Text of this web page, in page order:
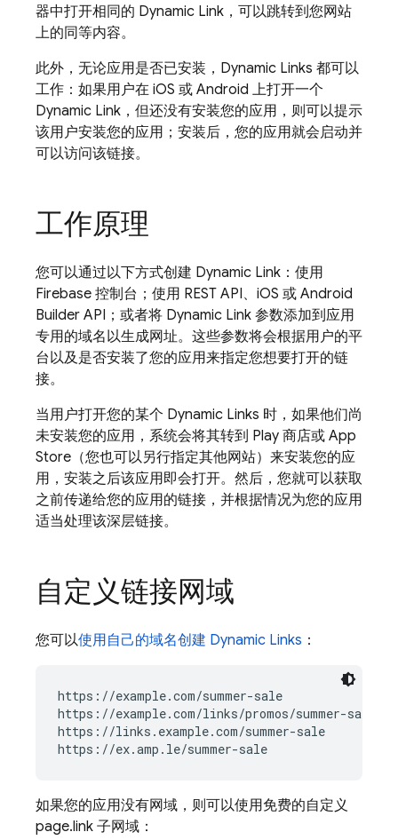
器中打开相同的 Dynamic Link ，可以跳转到您网站
上的同等内容。
此外，无论应用是否已安装， Dynamic Links 都可以
工作：如果用户在 iOS 或 Android 上打开一个
Dynamic Link ，但还没有安装您的应用，则可以提示
该用户安装您的应用；安装后，您的应用就会启动并
可以访问该链接。
工作原理
您可以通过以下方式创建 Dynamic Link ：使用
Firebase 控制台；使用 REST API、iOS 或 Android
Builder API；或者将 Dynamic Link 参数添加到应用
专用的域名以生成网址。这些参数将会根据用户的平
台以及是否安装了您的应用来指定您想要打开的链
接。
当用户打开您的某个 Dynamic Links 时，如果他们尚
未安装您的应用，系统会将其转到 Play 商店或 App
Store（您也可以另行指定其他网站）来安装您的应
用，安装之后该应用即会打开。然后，您就可以获取
之前传递给您的应用的链接，并根据情况为您的应用
适当处理该深层链接。
自定义链接网域
您可以使用自己的域名创建 Dynamic Links ：
https://example.com/summer-sale
https://example.com/links/promos/summer-sale
https://links.example.com/summer-sale
如果您的应用没有网域，则可以使用免费的自定义
page.link 子网域：